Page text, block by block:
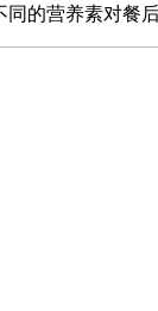
营养素对餐后